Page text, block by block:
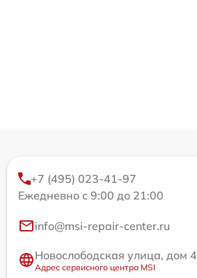
+7 (495) 023-41-97
Ежедневно с 9:00 до 21:00
info@msi-repair-center.ru
Новослободская улица, дом 4
Адрес сервисного центра MSI